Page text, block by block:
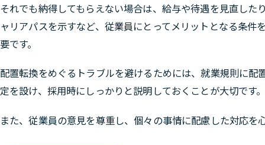
それでも納得してもらえない場合は、給与や待遇を見直した
ャリアパスを示すなど、従業員にとってメリットとなる条件
要です。
配置転換をめぐるトラブルを避けるためには、就業規則に配
定を設け、採用時にしっかりと説明しておくことが大切です
また、従業員の意見を尊重し、個々の事情に配慮した対応を